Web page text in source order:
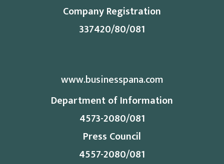
Company Registration
337420/80/081
www.businesspana.com
Department of Information
4573-2080/081
Press Council
4557-2080/081